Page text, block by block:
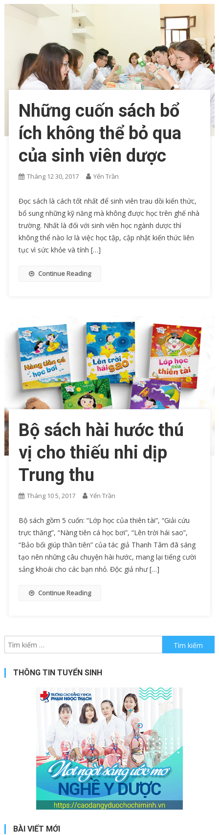
Những cuốn sách bổ
ích không thể bỏ qua
của sinh viên dược
Tháng 12 30, 2017 Yến Trần
Đọc sách là cách tốt nhất để sinh viên trau dồi kiến thức,
bổ sung những kỹ năng mà không được học trên ghế nhà
trường. Nhất là đối với sinh viên học ngành dược thì
không thể nào lơ là việc học tập, cập nhật kiến thức liên
tục vì sức khỏe và tính […]
Continue Reading
Bộ sách hài hước thú
vị cho thiếu nhi dịp
Trung thu
Tháng 10 5, 2017 Yến Trần
Bộ sách gồm 5 cuốn: “Lớp học của thiên tài”, “Giải cứu
trực thăng”, “Nàng tiên cá học bơi”, “Lên trời hái sao”,
“Bảo bối giúp thần tiên” của tác giả Thanh Tâm đã sáng
tạo nên những câu chuyện hài hước, mang lại tiếng cười
sảng khoái cho các bạn nhỏ. Độc giả như […]
Continue Reading
Tìm kiếm cho:
THÔNG TIN TUYỂN SINH
BÀI VIẾT MỚI